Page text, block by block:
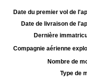
Date du premier vol de
Date de livraison de
Dernière
Compagnie aérienne
Nombre de
Type de